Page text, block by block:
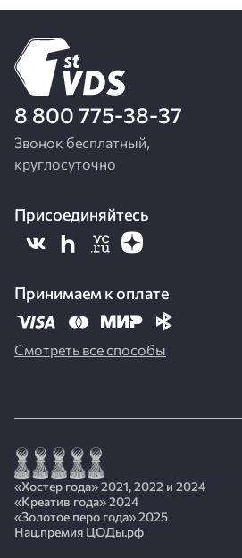
8 800 775-38-37
Звонок бесплатный,
круглосуточно
Присоединяйтесь
Принимаем к оплате
Смотреть все способы
«Хостер года» 2021, 2022 и 2024
«Креатив года» 2024
«Золотое перо года» 2025
Нац.премия ЦОДы.рф